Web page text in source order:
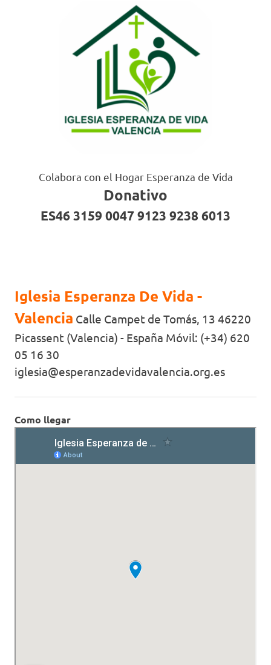
Colabora con el Hogar Esperanza de Vida
Donativo
ES46 3159 0047 9123 9238 6013
Iglesia Esperanza De Vida -
Valencia Calle Campet de Tomás, 13 46220
Picassent (Valencia) - España Móvil: (+34) 620
05 16 30
iglesia@esperanzadevidavalencia.org.es
Como llegar